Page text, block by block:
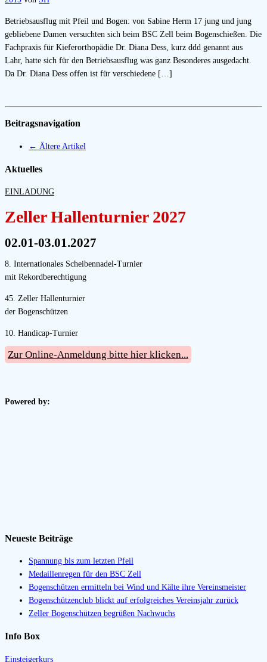
Betriebsausflug mit Pfeil und Bogen: von Sabine Herm 17 jung und jung
gebliebene Damen versuchten sich beim BSC Zell beim Bogenschießen. Die
Fachpraxis für Kieferorthopädie Dr. Diana Dess, kurz ddd genannt aus
Lahr, hatte sich für den Betriebsausflug was ganz Besonderes ausgedacht.
Da Dr. Diana Dess offen ist für verschiedene […]
Beitragsnavigation
← Ältere Artikel
Aktuelles
EINLADUNG
Zeller Hallenturnier 2027
02.01-03.01.2027
8. Internationales Scheibennadel-Turnier
mit Rekordberechtigung
45. Zeller Hallenturnier
der Bogenschützen
10. Handicap-Turnier
Zur Online-Anmeldung bitte hier klicken...
Powered by:
Neueste Beiträge
Spannung bis zum letzten Pfeil
Medaillenregen für den BSC Zell
Bogenschützen ermitteln bei Wind und Kälte ihre Vereinsmeister
Bogenschützenclub blickt auf erfolgreiches Vereinsjahr zurück
Zeller Bogenschützen begrüßen Nachwuchs
Info Box
Einsteigerkurs